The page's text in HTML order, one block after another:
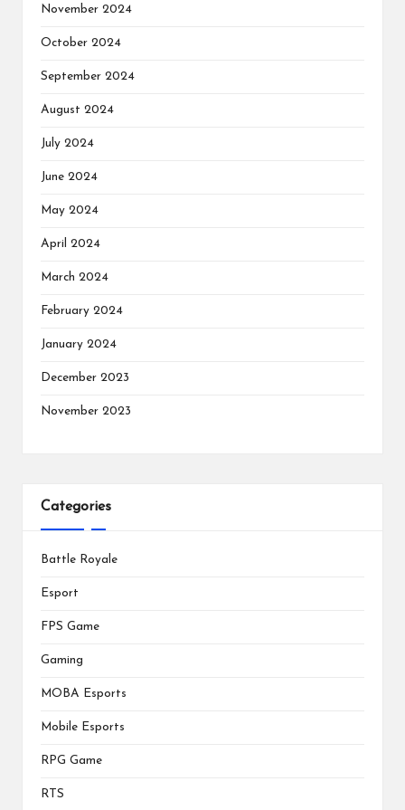
November 2024
October 2024
September 2024
August 2024
July 2024
June 2024
May 2024
April 2024
March 2024
February 2024
January 2024
December 2023
November 2023
Categories
Battle Royale
Esport
FPS Game
Gaming
MOBA Esports
Mobile Esports
RPG Game
RTS